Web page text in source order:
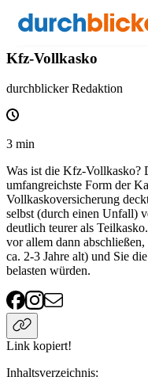
Wissen Versicherung
Kfz-Vollkasko
durchblicker Redaktion
3 min
Was ist die Kfz-Vollkasko?
umfangreichste Form der
Vollkaskoversicherung
selbst (durch einen Unfall)
deutlich teurer als
vor allem dann
ca. 2-3 Jahre alt) und Sie
belasten würden.
Link kopiert!
Inhaltsverzeichnis: